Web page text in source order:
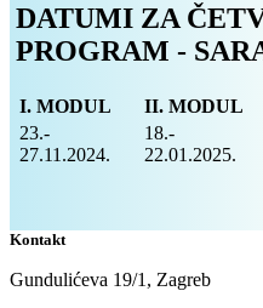
DATUMI ZA
PROGRAM -
I. MODUL II. MODUL
23.-
27.11.2024.
18.-
22.01.2025.
Kontakt
Gundulićeva 19/1, Zagreb